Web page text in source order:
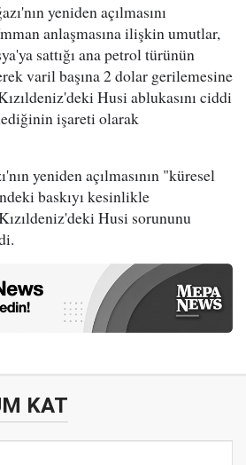
yeniden açılmasını
anlaşmasına ilişkin umutlar,
sattığı ana petrol türünün
varil başına 2 dolar gerilemesine
Husi ablukasını ciddi
işareti olarak
yeniden açılmasının "küresel
baskıyı kesinlikle
Husi sorununu
KAT